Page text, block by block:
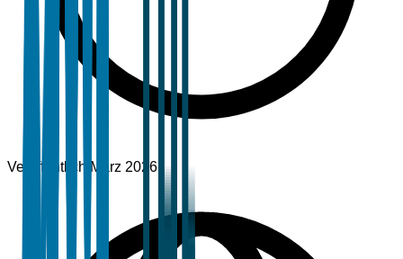
Veröffentlicht März 2026